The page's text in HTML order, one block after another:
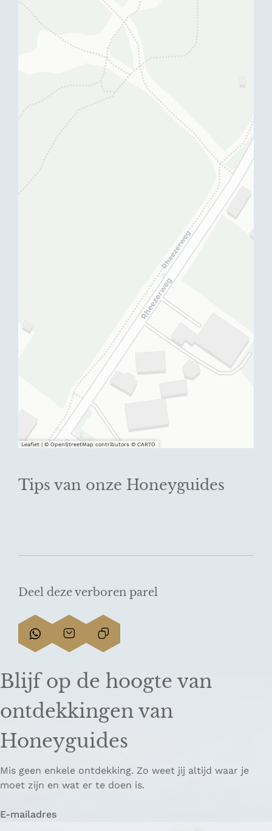
Tips van onze Honeyguides
Leaflet | © OpenStreetMap contributors © CARTO
Deel deze verboren parel
D
e
l
e
e
a
g
n
D
e
l
e
e
p
a
g
L
i
k
o
i
r
e
Blijf op de hoogte van
ontdekkingen van
Honeyguides
Mis geen enkele ontdekking. Zo weet jij altijd waar je
moet zijn en wat er te doen is.
E-mailadres